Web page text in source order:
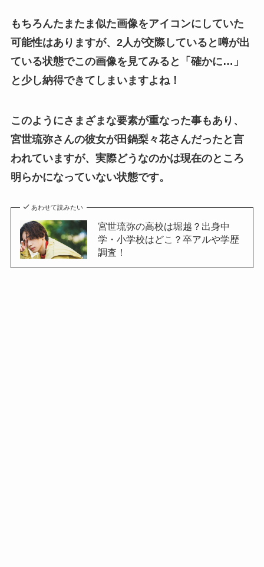
もちろんたまたま似た画像をアイコンにしていた
可能性はありますが、2人が交際していると噂が出
ている状態でこの画像を見てみると「確かに…」
と少し納得できてしまいますよね！
このようにさまざまな要素が重なった事もあり、
宮世琉弥さんの彼女が田鍋梨々花さんだったと言
われていますが、実際どうなのかは現在のところ
明らかになっていない状態です。
あわせて読みたい
宮世琉弥の高校は堀越？出身中
学・小学校はどこ？卒アルや学歴
調査！